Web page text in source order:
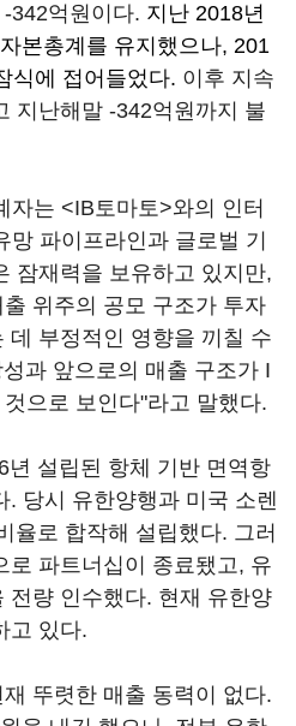
342억원이다. 지난 2018년
본총계를 유지했으나, 201
식에 접어들었다. 이후 지속
지난해말 -342억원까지 불
자는 <IB토마토>와의 인터
파이프라인과 글로벌 기
잠재력을 보유하고 있지만,
위주의 공모 구조가 투자
데 부정적인 영향을 끼칠 수
과 앞으로의 매출 구조가 I
으로 보인다"라고 말했다.
년 설립된 항체 기반 면역항
. 당시 유한양행과 미국 소렌
율로 합작해 설립했다. 그러
로 파트너십이 종료됐고, 유
전량 인수했다. 현재 유한양
고 있다.
뚜렷한 매출 동력이 없다.